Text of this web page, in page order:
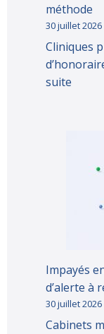
méthode
30 juillet 2026
Cliniques
suite
Impayés
d’alerte à
30 juillet 2026
Cabinets